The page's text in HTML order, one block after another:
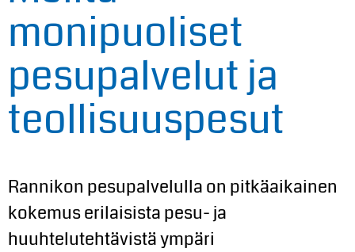
monipuoliset
pesupalvelut ja
teollisuuspesut
Rannikon pesupalvelulla on pitkäaikainen
kokemus erilaisista pesu- ja
huuhtelutehtävistä ympäri